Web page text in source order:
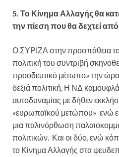
5. Το Κίνημα Αλλαγής θα
την πίεση που θα δεχτεί
Ο ΣΥΡΙΖΑ στην προσπάθεια
πολιτική του συντριβή
προοδευτικό μέτωπο» την
δεξιά πολιτική. Η ΝΔ
αυτοδυναμίας με δήθεν
«ευρωπαϊκού μετώπου» ενώ
μια παλινόρθωση
πολιτικών. Και οι δύο, ενώ
το Κίνημα Αλλαγής στα